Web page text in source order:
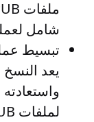
شامل
تبسيط